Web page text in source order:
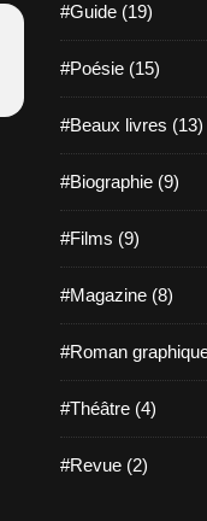
#Guide (19)
#Poésie (15)
#Beaux livres (13)
#Biographie (9)
#Films (9)
#Magazine (8)
#Roman
#Théâtre (4)
#Revue (2)